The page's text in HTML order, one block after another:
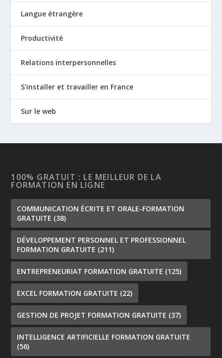
Langue étrangère
Productivité
Relations interpersonnelles
S'installer et travailler en France
Sur le web
100% GRATUIT : LE MEILLEUR DE LA
FORMATION EN LIGNE
COMMUNICATION ÉCRITE ET ORALE-FORMATION
GRATUITE (38)
DÉVELOPPEMENT PERSONNEL ET PROFESSIONNEL
FORMATION GRATUITE (211)
ENTREPRENEURIAT FORMATION GRATUITE (125)
EXCEL FORMATION GRATUITE (22)
GESTION DE PROJET FORMATION GRATUITE (37)
INTELLIGENCE ARTIFICIELLE FORMATION GRATUITE
(56)